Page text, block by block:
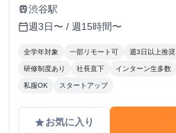
train渋谷駅
calendar_today週3日〜 / 週15時間〜
全学年対象 一部リモート可 週3日以上推奨
研修制度あり 社長直下 インターン生多数
私服OK スタートアップ
gradeお気に入り